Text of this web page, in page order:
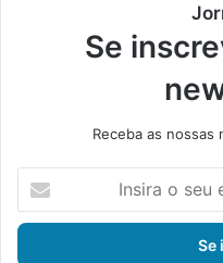
Se
Receba as nossas
s